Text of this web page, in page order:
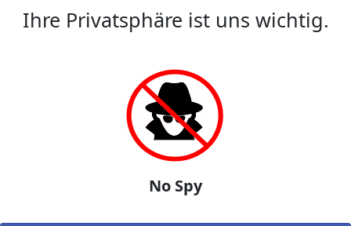
Ihre Privatsphäre ist uns wichtig.
No Spy